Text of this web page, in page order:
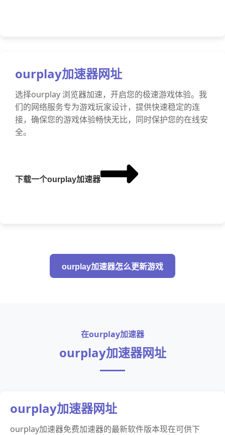
ourplay加速器网址
选择ourplay 浏览器加速，开启您的极速游戏体验。我
们的网络服务专为游戏玩家设计，提供快速稳定的连
接，确保您的游戏体验畅快无比，同时保护您的在线安
全。
下载一个ourplay加速器
ourplay加速器怎么更新游戏
在ourplay加速器
ourplay加速器网址
ourplay加速器网址
ourplay加速器免费加速器的最新软件版本现在可供下